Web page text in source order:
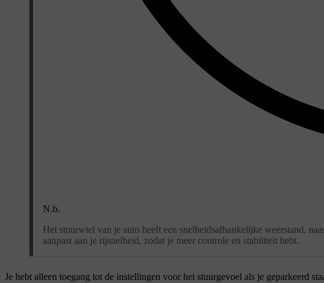
N.b.
Het stuurwiel van je auto heeft een snelheidsafhankelijke weerstand,
aanpast aan je rijsnelheid, zodat je meer controle en stabiliteit hebt.
Je hebt alleen toegang tot de instellingen voor het stuurgevoel als je geparkeerd